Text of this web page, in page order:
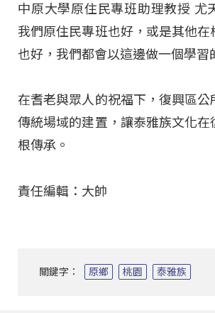
中原大學原住民專班助理教授 尤
我們原住民專班也好，或是其他在
也好，我們都會以這邊做一個學習
在耆老與眾人的祝福下，復興區
傳統場域的建置，讓泰雅族文化在
根傳承。
責任編輯：大帥
關鍵字： 原鄉 桃園 泰雅族